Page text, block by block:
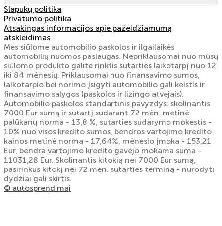
Slapukų politika
Privatumo politika
Atsakingas informacijos apie pažeidžiamumą
atskleidimas
Mes siūlome automobilio paskolos ir ilgailaikės
automobilių nuomos paslaugas. Nepriklausomai nuo mūsų
siūlomo produkto galite rinktis sutarties laikotarpį nuo 12
iki 84 mėnesių. Priklausomai nuo finansavimo sumos,
laikotarpio bei norimo įsigyti automobilio gali keistis ir
finansavimo salygos (paskolos ir lizingo atvejais).
Automobilio paskolos standartinis pavyzdys: skolinantis
7000 Eur sumą ir sutartį sudarant 72 mėn. metinė
palūkanų norma - 13,8 %, sutarties sudarymo mokestis -
10% nuo visos kredito sumos, bendros vartojimo kredito
kainos metinė norma - 17,64%, mėnesio įmoka - 153,21
Eur, bendra vartojimo kredito gavėjo mokama suma -
11031,28 Eur. Skolinantis kitokią nei 7000 Eur sumą,
pasirinkus kitokį nei 72 mėn. sutarties terminą - nurodyti
dydžiai gali skirtis.
© autosprendimai